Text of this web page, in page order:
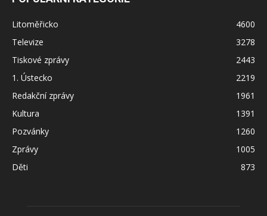
Litoměřicko
4600
Televize
3278
Tiskové zprávy
2443
1. Ústecko
2219
Redakční zprávy
1961
Kultura
1391
Pozvánky
1260
Zprávy
1005
Děti
873